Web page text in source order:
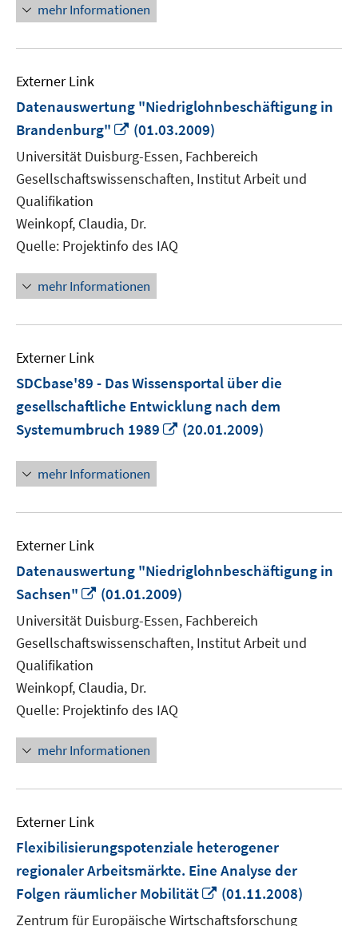
mehr Informationen
Externer Link
Datenauswertung "Niedriglohnbeschäftigung in
Brandenburg"
In
Fenster
öffnen
(01.03.2009)
Universität Duisburg-Essen, Fachbereich
Gesellschaftswissenschaften, Institut Arbeit und
Qualifikation
Weinkopf, Claudia, Dr.
Quelle: Projektinfo des IAQ
mehr Informationen
Externer Link
SDCbase'89 - Das Wissensportal über die
gesellschaftliche Entwicklung nach dem
Systemumbruch 1989
In
(20.01.2009)
mehr Informationen
Externer Link
Datenauswertung "Niedriglohnbeschäftigung in
Sachsen"
In
neuem
Fenster
öffnen
(01.01.2009)
Universität Duisburg-Essen, Fachbereich
Gesellschaftswissenschaften, Institut Arbeit und
Qualifikation
Weinkopf, Claudia, Dr.
Quelle: Projektinfo des IAQ
mehr Informationen
Externer Link
Flexibilisierungspotenziale heterogener
regionaler Arbeitsmärkte. Eine Analyse der
Folgen räumlicher Mobilität
In
neuem
(01.11.2008)
Zentrum für Europäische Wirtschaftsforschung